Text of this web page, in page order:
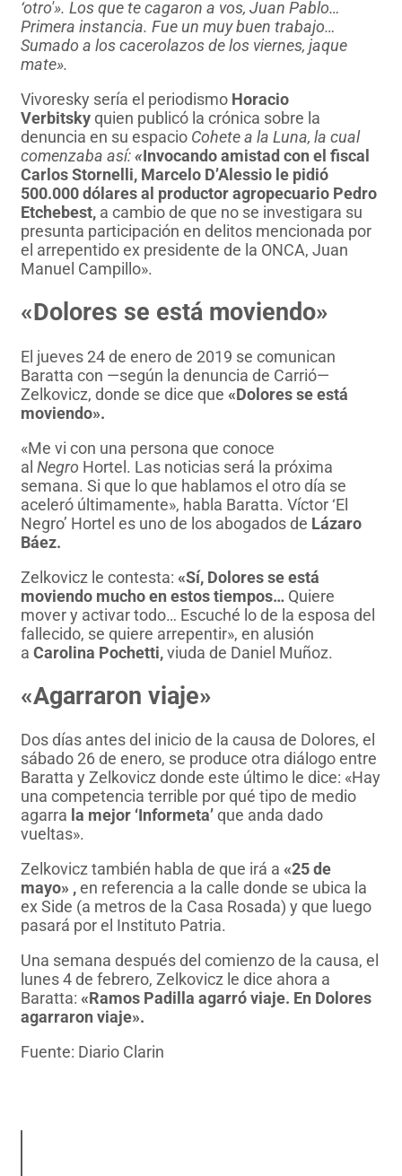
‘otro'». Los que te cagaron a vos, Juan Pablo…
Primera instancia. Fue un muy buen trabajo…
Sumado a los cacerolazos de los viernes, jaque
mate».
​Vivoresky sería el periodismo Horacio
Verbitskyquien publicó la crónica sobre la
denuncia en su espacio Cohete a la Luna, la cual
comenzaba así:«Invocando amistad con el fiscal
Carlos Stornelli, Marcelo D’Alessio le pidió
500.000 dólares al productor agropecuario Pedro
Etchebest, a cambio de que no se investigara su
presunta participación en delitos mencionada por
el arrepentido ex presidente de la ONCA, Juan
Manuel Campillo».
«Dolores se está moviendo»
El jueves 24 de enero de 2019 se comunican
Baratta con —según la denuncia de Carrió—
Zelkovicz, donde se dice que «Dolores se está
moviendo».
«Me vi con una persona que conoce
al Negro Hortel. Las noticias será la próxima
semana. Si que lo que hablamos el otro día se
aceleró últimamente», habla Baratta. Víctor ‘El
Negro’ Hortel es uno de los abogados de Lázaro
Báez.
Zelkovicz le contesta: «Sí, Dolores se está
moviendo mucho en estos tiempos… Quiere
mover y activar todo… Escuché lo de la esposa del
fallecido, se quiere arrepentir», en alusión
a Carolina Pochetti,viuda de Daniel Muñoz.
«Agarraron viaje»
Dos días antes del inicio de la causa de Dolores, el
sábado 26 de enero, se produce otra diálogo entre
Baratta y Zelkovicz donde este último le dice: «Hay
una competencia terrible por qué tipo de medio
agarra la mejor ‘Informeta’que anda dado
vueltas».
Zelkovicz también habla de que irá a «25 de
mayo» ,en referencia a la calle donde se ubica la
ex Side (a metros de la Casa Rosada) y que luego
pasará por el Instituto Patria.
Una semana después del comienzo de la causa, el
lunes 4 de febrero, Zelkovicz le dice ahora a
Baratta: «Ramos Padilla agarró viaje. En Dolores
agarraron viaje».
Fuente: Diario Clarin